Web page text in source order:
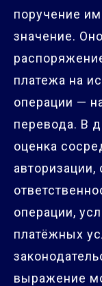
поручение
значение.
платежа на
операции —
перевода. В
оценка
авторизации,
операции,
платёжных
выражение